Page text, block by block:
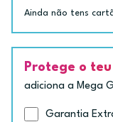
Ainda não tens
Protege o
adiciona a Mega
Garantia